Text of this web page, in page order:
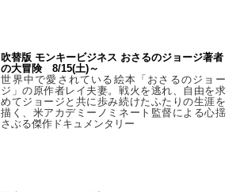
吹替版 モンキービジネス おさるのジョージ著者
の大冒険 8/15(土)～
世界中で愛されている絵本「おさるのジョー
ジ」の原作者レイ夫妻。戦火を逃れ、自由を求
めてジョージと共に歩み続けたふたりの生涯を
描く、米アカデミーノミネート監督による心揺
さぶる傑作ドキュメンタリー